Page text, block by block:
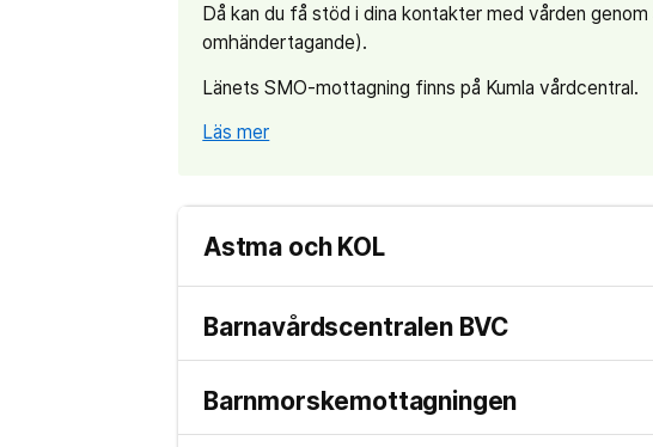
Då kan du få stöd i dina kontakter med vården
omhändertagande).
Länets SMO-mottagning finns på Kumla vårdcentral.
Läs mer
Astma och KOL
Barnavårdscentralen BVC
Barnmorskemottagningen